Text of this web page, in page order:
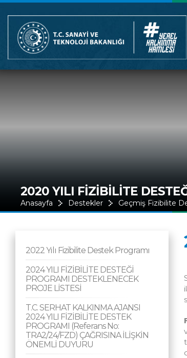
2020 YILI FİZİBİLİTE
Anasayfa Destekler Geçmiş Fizibilite
2022 Yılı Fizibilite Destek Programı
2024 YILI FİZİBİLİTE DESTEĞİ
PROGRAMI DESTEKLENECEK
PROJE LİSTESİ
T.C. SERHAT KALKINMA AJANSI
2024 YILI FİZİBİLİTE DESTEK
PROGRAMI (Referans No:
TRA2/24/FZD) ÇAĞRISINA İLİŞKİN
ÖNEMLİ DUYURU